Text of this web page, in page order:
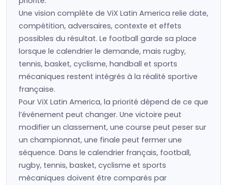
Une vision complète de ViX Latin America relie date,
compétition, adversaires, contexte et effets
possibles du résultat. Le football garde sa place
lorsque le calendrier le demande, mais rugby,
tennis, basket, cyclisme, handball et sports
mécaniques restent intégrés à la réalité sportive
française.
Pour ViX Latin America, la priorité dépend de ce que
l’événement peut changer. Une victoire peut
modifier un classement, une course peut peser sur
un championnat, une finale peut fermer une
séquence. Dans le calendrier français, football,
rugby, tennis, basket, cyclisme et sports
mécaniques doivent être comparés par